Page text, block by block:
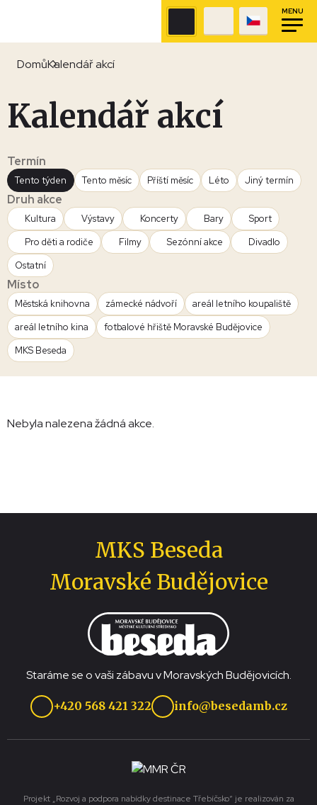
MENU
DomůKalendář akcí
Kalendář akcí
Termín
Tento týden Tento měsíc Příští měsíc Léto Jiný termín
Druh akce
Kultura Výstavy Koncerty Bary
Sport
Pro děti a rodiče
Filmy Sezónní akce
Divadlo
Ostatní
Místo
Městská knihovna zámecké nádvoří
areál letního koupaliště
areál letního kina
fotbalové hřiště Moravské Budějovice
MKS Beseda
Nebyla nalezena žádná akce.
MKS Beseda
Moravské Budějovice
Staráme se o vaši zábavu v Moravských Budějovicích.
+420 568 421 322 info@besedamb.cz
Projekt „Rozvoj a podpora nabídky destinace Třebíčsko“ je realizován za